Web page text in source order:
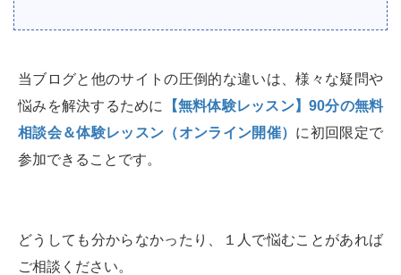
当ブログと他のサイトの圧倒的な違いは、様々な疑問や
悩みを解決するために
【無料体験レッスン】90分の無料
相談会＆体験レッスン（オンライン開催） に初回限定で
参加できることです。
どうしても分からなかったり、１人で悩むことがあれば
ご相談ください。